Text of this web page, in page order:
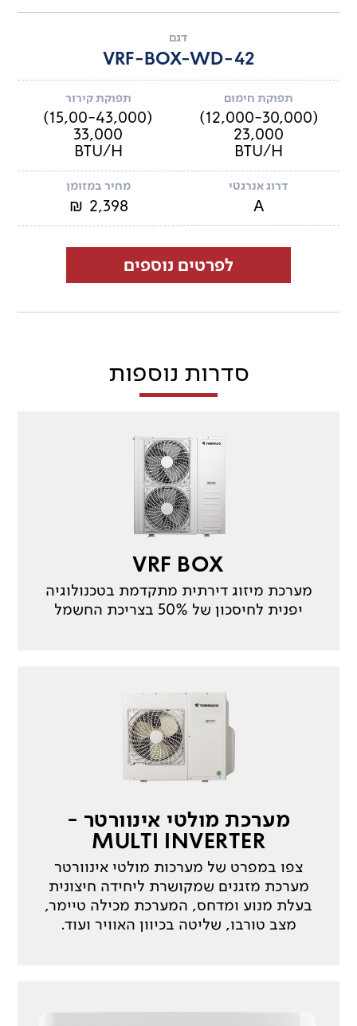
דגם
VRF-BOX-WD-42
תפוקת חימום
(12,000-30,000)
23,000
BTU/H
תפוקת קירור
(15,00-43,000)
33,000
BTU/H
דרוג אנרגטי
A
מחיר במזומן
₪ 2,398
לפרטים נוספים
סדרות נוספות
VRF BOX
מערכת מיזוג דירתית מתקדמת בטכנולוגיה
יפנית לחיסכון של 50% בצריכת החשמל
מערכת מולטי אינוורטר -
MULTI INVERTER
צפו במפרט של מערכות מולטי אינוורטר
מערכת מזגנים שמקושרת ליחידה חיצונית
בעלת מנוע ומדחס, המערכת מכילה טיימר,
מצב טורבו, שליטה בכיוון האוויר ועוד.